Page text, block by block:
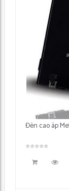
Đèn cao áp